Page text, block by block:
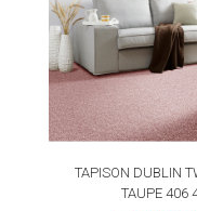
TAPISON DUBLIN
TAUPE 406